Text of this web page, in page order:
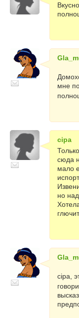
мне
cipa
сюда
мало
но
cipa,